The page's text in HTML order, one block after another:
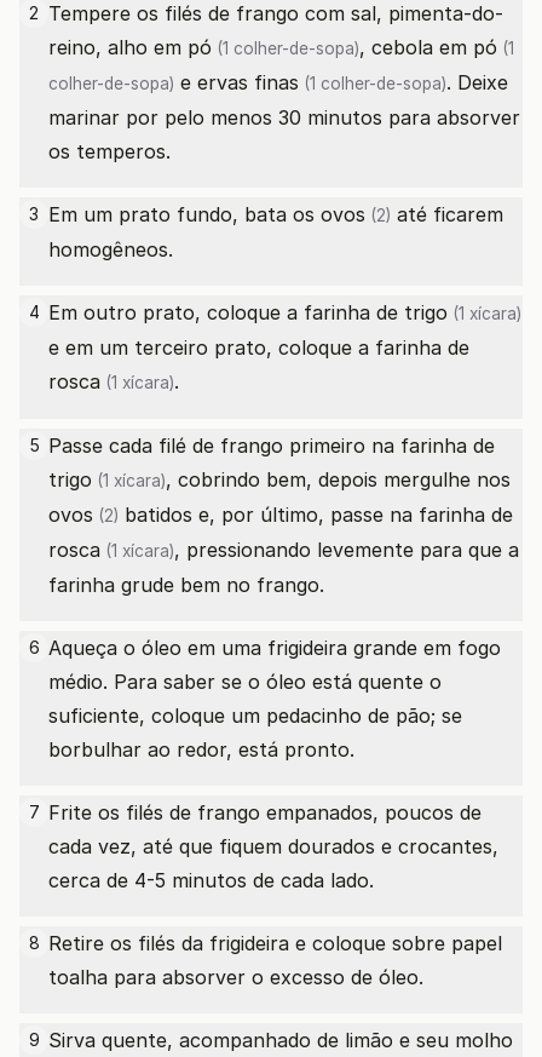
2 Tempere os filés de frango com sal, pimenta-do-
reino, alho em pó (1 colher-de-sopa), cebola em pó (1
colher-de-sopa) e ervas finas (1 colher-de-sopa). Deixe
marinar por pelo menos 30 minutos para absorver
os temperos.
3 Em um prato fundo, bata os ovos (2) até ficarem
homogêneos.
4 Em outro prato, coloque a farinha de trigo (1 xícara)
e em um terceiro prato, coloque a farinha de
rosca (1 xícara).
5 Passe cada filé de frango primeiro na farinha de
trigo (1 xícara), cobrindo bem, depois mergulhe nos
ovos (2) batidos e, por último, passe na farinha de
rosca (1 xícara), pressionando levemente para que a
farinha grude bem no frango.
6 Aqueça o óleo em uma frigideira grande em fogo
médio. Para saber se o óleo está quente o
suficiente, coloque um pedacinho de pão; se
borbulhar ao redor, está pronto.
7 Frite os filés de frango empanados, poucos de
cada vez, até que fiquem dourados e crocantes,
cerca de 4-5 minutos de cada lado.
8 Retire os filés da frigideira e coloque sobre papel
toalha para absorver o excesso de óleo.
9 Sirva quente, acompanhado de limão e seu molho